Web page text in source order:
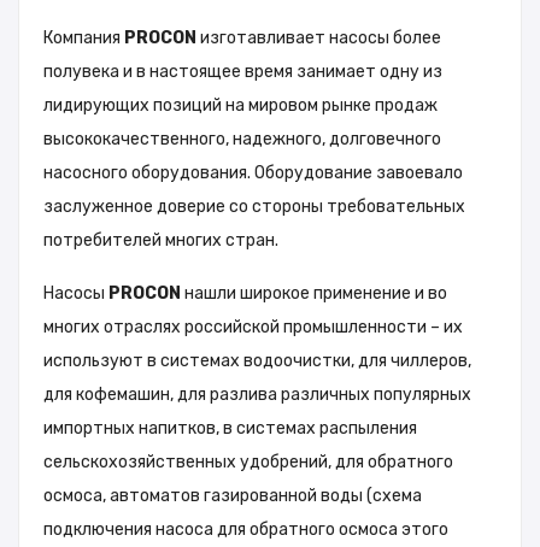
Компания PROCON изготавливает насосы более
полувека и в настоящее время занимает одну из
лидирующих позиций на мировом рынке продаж
высококачественного, надежного, долговечного
насосного оборудования. Оборудование завоевало
заслуженное доверие со стороны требовательных
потребителей многих стран.
Насосы PROCON нашли широкое применение и во
многих отраслях российской промышленности – их
используют в системах водоочистки, для чиллеров,
для кофемашин, для разлива различных популярных
импортных напитков, в системах распыления
сельскохозяйственных удобрений, для обратного
осмоса, автоматов газированной воды (схема
подключения насоса для обратного осмоса этого